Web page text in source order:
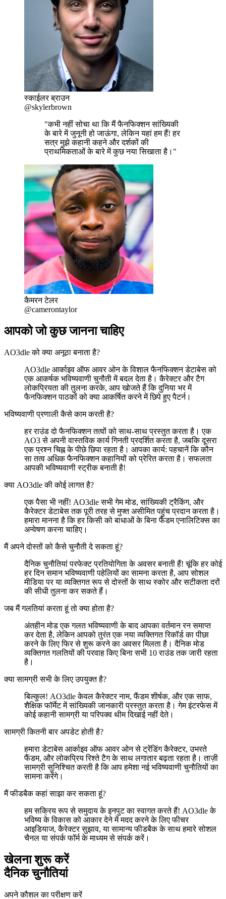
स्काईलर ब्राउन
@skylerbrown
"कभी नहीं सोचा था कि मैं फैनफिक्शन सांख्यिकी
के बारे में जुनूनी हो जाऊंगा, लेकिन यहां हम हैं! हर
सत्र मुझे कहानी कहने और दर्शकों की
प्राथमिकताओं के बारे में कुछ नया सिखाता है।"
कैमरन टेलर
@camerontaylor
आपको जो कुछ जानना चाहिए
AO3dle को क्या अनूठा बनाता है?
AO3dle आर्काइव ऑफ आवर ओन के विशाल फैनफिक्शन डेटाबेस को
एक आकर्षक भविष्यवाणी चुनौती में बदल देता है। कैरेक्टर और टैग
लोकप्रियता की तुलना करके, आप खोजते हैं कि दुनिया भर में
फैनफिक्शन पाठकों को क्या आकर्षित करने में छिपे हुए पैटर्न।
भविष्यवाणी प्रणाली कैसे काम करती है?
हर राउंड दो फैनफिक्शन तत्वों को साथ-साथ प्रस्तुत करता है। एक
AO3 से अपनी वास्तविक कार्य गिनती प्रदर्शित करता है, जबकि दूसरा
एक प्रश्न चिह्न के पीछे छिपा रहता है। आपका कार्य: पहचानें कि कौन
सा तत्व अधिक फैनफिक्शन कहानियों को प्रेरित करता है। सफलता
आपकी भविष्यवाणी स्ट्रीक बनाती है!
क्या AO3dle की कोई लागत है?
एक पैसा भी नहीं! AO3dle सभी गेम मोड, सांख्यिकी ट्रैकिंग, और
कैरेक्टर डेटाबेस तक पूरी तरह से मुफ्त असीमित पहुंच प्रदान करता है।
हमारा मानना है कि हर किसी को बाधाओं के बिना फैंडम एनालिटिक्स का
अन्वेषण करना चाहिए।
मैं अपने दोस्तों को कैसे चुनौती दे सकता हूं?
दैनिक चुनौतियां परफेक्ट प्रतियोगिता के अवसर बनाती हैं! चूंकि हर कोई
हर दिन समान भविष्यवाणी पहेलियों का सामना करता है, आप सोशल
मीडिया पर या व्यक्तिगत रूप से दोस्तों के साथ स्कोर और सटीकता दरों
की सीधी तुलना कर सकते हैं।
जब मैं गलतियां करता हूं तो क्या होता है?
अंतहीन मोड एक गलत भविष्यवाणी के बाद आपका वर्तमान रन समाप्त
कर देता है, लेकिन आपको तुरंत एक नया व्यक्तिगत रिकॉर्ड का पीछा
करने के लिए फिर से शुरू करने का अवसर मिलता है। दैनिक मोड
व्यक्तिगत गलतियों की परवाह किए बिना सभी 10 राउंड तक जारी रहता
है।
क्या सामग्री सभी के लिए उपयुक्त है?
बिल्कुल! AO3dle केवल कैरेक्टर नाम, फैंडम शीर्षक, और एक साफ,
शैक्षिक फॉर्मेट में सांख्यिकी जानकारी प्रस्तुत करता है। गेम इंटरफेस में
कोई कहानी सामग्री या परिपक्व थीम दिखाई नहीं देते।
सामग्री कितनी बार अपडेट होती है?
हमारा डेटाबेस आर्काइव ऑफ आवर ओन से ट्रेंडिंग कैरेक्टर, उभरते
फैंडम, और लोकप्रिय रिश्ते टैग के साथ लगातार बढ़ता रहता है। ताज़ी
सामग्री सुनिश्चित करती है कि आप हमेशा नई भविष्यवाणी चुनौतियों का
सामना करेंगे।
मैं फीडबैक कहां साझा कर सकता हूं?
हम सक्रिय रूप से समुदाय के इनपुट का स्वागत करते हैं! AO3dle के
भविष्य के विकास को आकार देने में मदद करने के लिए फीचर
आइडियाज, कैरेक्टर सुझाव, या सामान्य फीडबैक के साथ हमारे सोशल
चैनल या संपर्क फॉर्म के माध्यम से संपर्क करें।
खेलना शुरू करें
दैनिक चुनौतियां
अपने कौशल का परीक्षण करें